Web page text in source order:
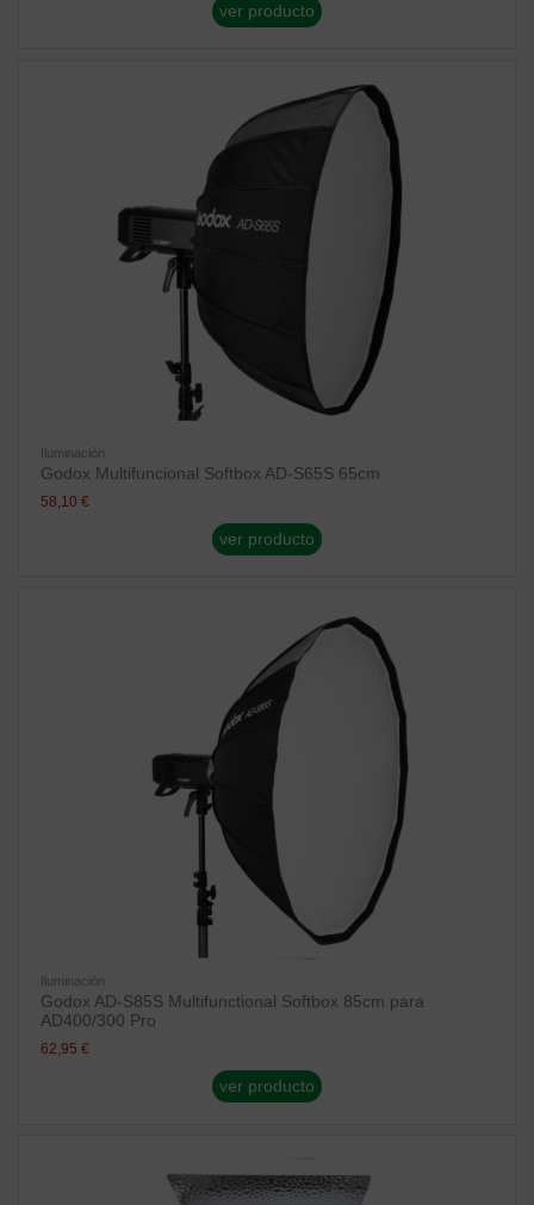
ver producto
Iluminación
Godox Multifuncional Softbox AD-S65S 65cm
58,10 €
ver producto
Iluminación
Godox AD-S85S Multifunctional Softbox 85cm para
AD400/300 Pro
62,95 €
ver producto